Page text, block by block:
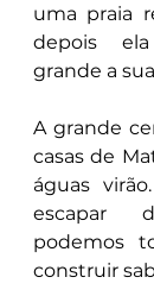
uma praia
depois
grande a
A grande
casas de
águas
escapar
podemos
construir